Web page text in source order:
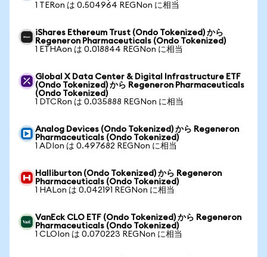
1 TERon は 0.504964 REGNon に相当
iShares Ethereum Trust (Ondo Tokenized) から
Regeneron Pharmaceuticals (Ondo Tokenized)
1 ETHAon は 0.018844 REGNon に相当
Global X Data Center & Digital Infrastructure ETF
(Ondo Tokenized) から Regeneron Pharmaceuticals
(Ondo Tokenized)
1 DTCRon は 0.035888 REGNon に相当
Analog Devices (Ondo Tokenized) から Regeneron
Pharmaceuticals (Ondo Tokenized)
1 ADIon は 0.497682 REGNon に相当
Halliburton (Ondo Tokenized) から Regeneron
Pharmaceuticals (Ondo Tokenized)
1 HALon は 0.042191 REGNon に相当
VanEck CLO ETF (Ondo Tokenized) から Regeneron
Pharmaceuticals (Ondo Tokenized)
1 CLOIon は 0.070223 REGNon に相当